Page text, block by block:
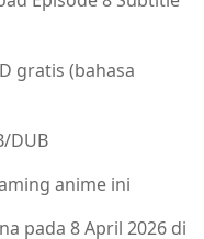
gratis (bahasa
DUB
anime ini
pada 8 April 2026 di